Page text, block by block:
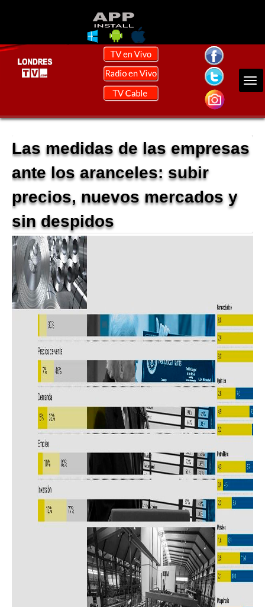
Las medidas de las empresas
ante los aranceles: subir
precios, nuevos mercados y
sin despidos